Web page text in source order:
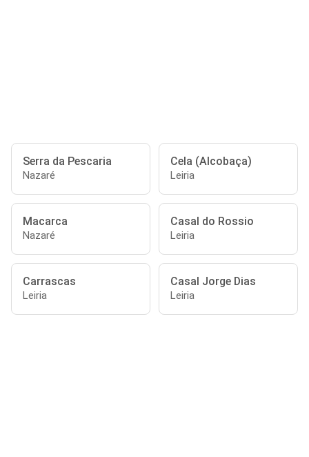
Serra da Pescaria
Nazaré
Cela (Alcobaça)
Leiria
Macarca
Nazaré
Casal do Rossio
Leiria
Carrascas
Leiria
Casal Jorge Dias
Leiria